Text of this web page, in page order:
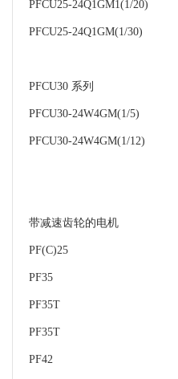
PFCU25-24Q1GM1(1/20)
PFCU25-24Q1GM(1/30)
PFCU30 系列
PFCU30-24W4GM(1/5)
PFCU30-24W4GM(1/12)
带减速齿轮的电机
PF(C)25
PF35
PF35T
PF35T
PF42